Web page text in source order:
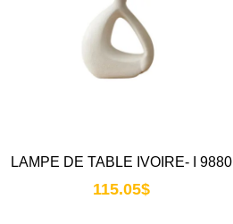
LAMPE DE TABLE IVOIRE- I 9880
115.05$